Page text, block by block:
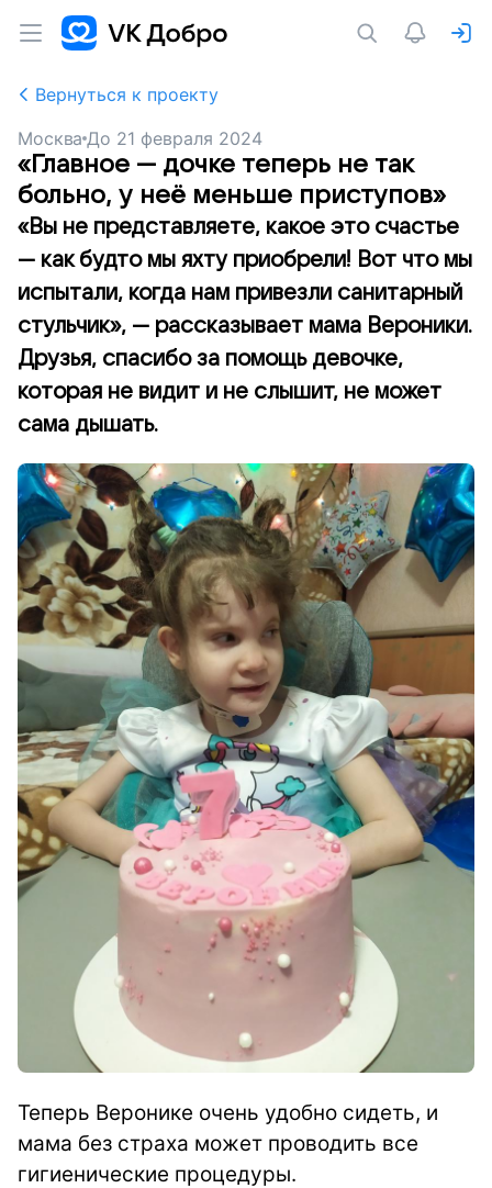
Вернуться к проекту
Москва До 21 февраля 2024
«Главное — дочке теперь не так
больно, у неё меньше приступов»
«Вы не представляете, какое это счастье
— как будто мы яхту приобрели! Вот что мы
испытали, когда нам привезли санитарный
стульчик», — рассказывает мама Вероники.
Друзья, спасибо за помощь девочке,
которая не видит и не слышит, не может
сама дышать.
Теперь Веронике очень удобно сидеть, и
мама без страха может проводить все
гигиенические процедуры.